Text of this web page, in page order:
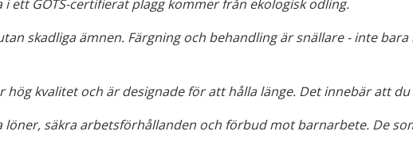
ett GOTS-certifierat plagg kommer från ekologisk odling.
skadliga ämnen. Färgning och behandling är snällare - inte
hög kvalitet och är designade för att hålla länge. Det innebär att
löner, säkra arbetsförhållanden och förbud mot barnarbete. De